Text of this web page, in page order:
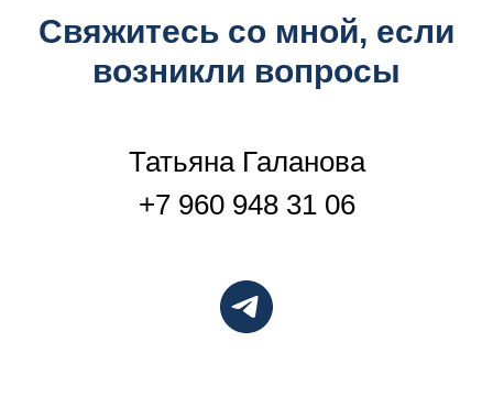
Свяжитесь со мной, если
возникли вопросы
Татьяна Галанова
+7 960 948 31 06